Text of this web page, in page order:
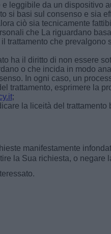
leggibile da un dispositivo
basi sul consenso e sia
ciò sia tecnicamente
che La riguardano
trattamento che
ha il diritto di non essere
o che incida in modo
In ogni caso, un
trattamento, esprimere la
;
la liceità del
manifestamente
la Sua richiesta, o negare